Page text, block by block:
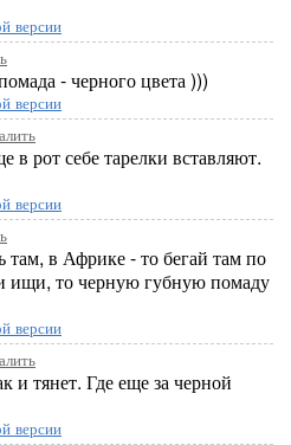
версии
- черного цвета )))
версии
рот себе тарелки вставляют.
версии
в Африке - то бегай там по
ищи, то черную губную помаду
версии
и тянет. Где еще за черной
версии